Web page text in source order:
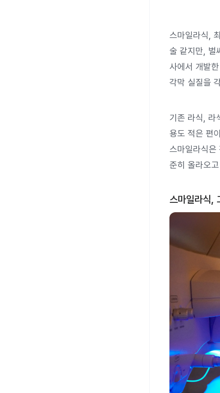
스마일라식,
술 같지만, 벌
사에서 개발
각막 실질을
기존 라식, 라
용도 적은 편
스마일라식
준히 올라오
스마일라식,